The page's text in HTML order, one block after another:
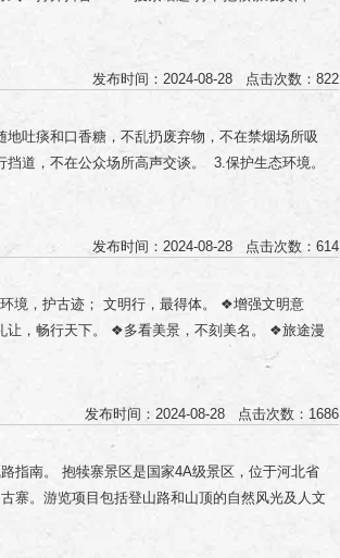
美酒、佳人 浪漫又无比惬意...... 都说女儿前世是
清晨的di一缕阳光 刺破天幕的缝隙 看过了日落、
下 感受最浪漫、忠贞的爱情传说 对她说出最深
握紧你身边人的手 尽享浪漫夏夜！ 爱意东升西落
落霞 让自然万物一起来见证你们的情谊！
入标题内容➤@石家庄市鹿泉区抱犊寨风景区➤添
须关注抱犊寨景区官方抖音账号，发布作品参与
区”、添加定位信息； 参赛作品必须为原创视频，
参赛作品的流量（包括点赞数、评论数、转发
无限次免费使用参赛作品进行宣传、展播、展
评选时间：8月18日-20日） （颁奖及作品展示：
】，17日下午四点截止数据统计，没有私信的参
元 ☑热门视频第1，且同时达到播放量10000+、
人民币300元 ☑热门视频前4-6名； 优胜奖（10
☑热门视频第7-16名； 入围奖（20名）：奖励价值
次大赛拥有最终解释权。 补充说明 1、获奖者将
、前6名现金奖获奖者私信官方抖音号领取； 3、
当日有效，领取日期截止到2022年12月31日。
发布时间：2024-08-28 点击次数：822
吐痰和口香糖，不乱扔废弃物，不在禁烟场所吸
道，不在公众场所高声交谈。 3.保护生态环境。
4.保护文物古迹。不在文物古迹上涂刻，不攀爬
用品，不损坏公用设施，不贪占小便宜，节约用
不对着别人打喷嚏，不长期占用公共设施，尊重
活动，拒绝黄、赌、毒。
发布时间：2024-08-28 点击次数：614
境，护古迹； 文明行，最得体。 ❖增强文明意
，畅行天下。 ❖多看美景，不刻美名。 ❖旅途漫
森林情，寸寸防火心 景区防火，特别重要，景区
景区要扫码，体温检测保健康。 ❖进入景区要排
。 充分做好防护，游玩要佩戴好口罩，不扎堆、
程码、登记信息等防护要求。 爱护景区植物、设
地乱扔垃圾，不大声喧哗，不乱刻乱画。 景区游
发布时间：2024-08-28 点击次数：1686
指南。 抱犊寨景区是国家4A级景区，位于河北省
寨。游览项目包括登山路和山顶的自然风光及人文
次的美。 登山入口 游客从游客服务中心购票后步